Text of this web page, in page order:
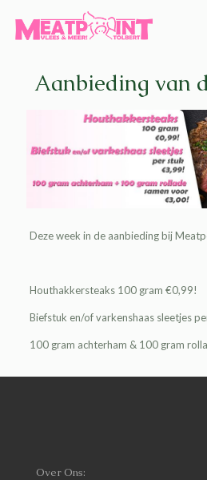
Aanbieding van
Deze week in de aanbieding bij
Houthakkersteaks 100 gram €0,99!
Biefstuk en/of varkenshaas sleetjes
100 gram achterham & 100 gram
Over Ons: